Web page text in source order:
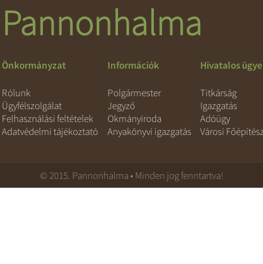
Pannonhalma
Önkormányzat
Rólunk
Ügyfélszolgálat
Felhasználási feltételek
Adatvédelmi tájékoztató
Információk
Polgármester
Jegyző
Okmányiroda
Anyakönyvi igazgatás
Hivatalos
Titkárság
Igazgatás
Adóügy
Városi
© 2015. Pannonhalma • Minden jog fenntartva!